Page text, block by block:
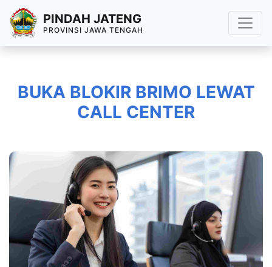
PINDAH JATENG
PROVINSI JAWA TENGAH
BUKA BLOKIR BRIMO LEWAT
CALL CENTER